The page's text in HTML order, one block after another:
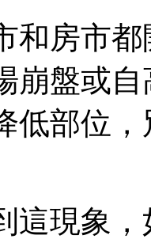
和房市
崩盤或
低部位
這現象